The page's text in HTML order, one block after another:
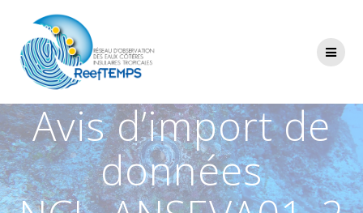
Avis d’import de
données